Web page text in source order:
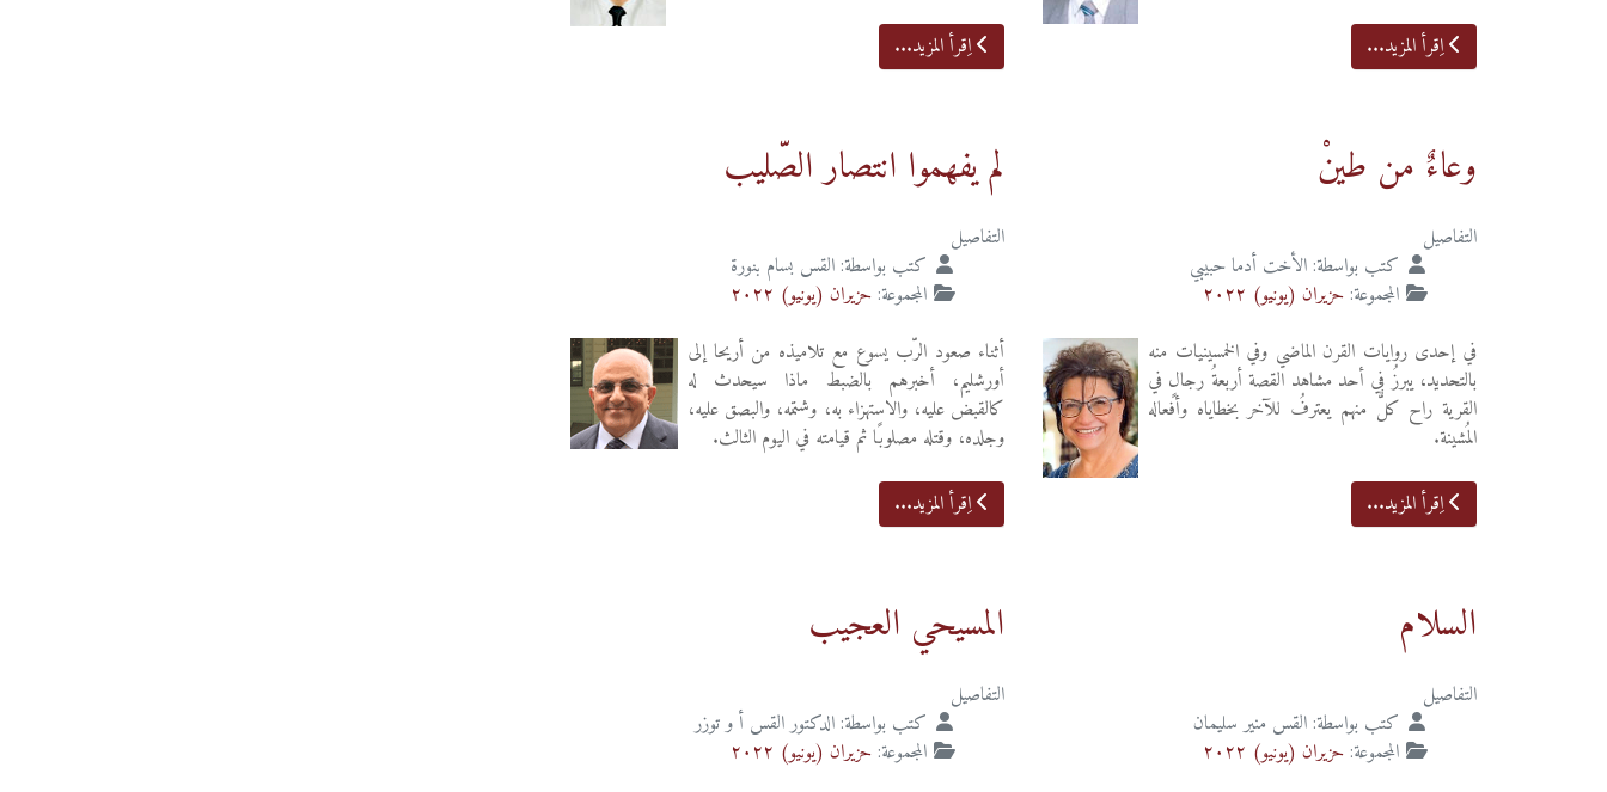
اِقرأ المزيد...
اِقرأ المزيد...
وعاءٌ من طينْ
التفاصيل
كتب بواسطة: الأخت أدما حبيبي
المجموعة: حزيران (يونيو) ٢٠٢٢
في إحدى روايات القرن الماضي وفي الخمسينيات منه
بالتحديد، يبرزُ في أحد مشاهد القصة أربعةُ رجالٍ في
القرية راح كلٌّ منهم يعترفُ للآخر بخطاياه وأفعاله
المُشينة.
اِقرأ المزيد...
لم يفهموا انتصار الصّليب
التفاصيل
كتب بواسطة: القس بسام بنورة
المجموعة: حزيران (يونيو) ٢٠٢٢
أثناء صعود الرّب يسوع مع تلاميذه من أريحا إلى
أورشليم، أخبرهم بالضبط ماذا سيحدث له
كالقبض عليه، والاستهزاء به، وشتمه، والبصق عليه،
وجلده، وقتله مصلوبًا ثم قيامته في اليوم الثالث.
اِقرأ المزيد...
السلام
التفاصيل
كتب بواسطة: القس منير سليمان
المجموعة: حزيران (يونيو) ٢٠٢٢
المسيحي العجيب
التفاصيل
كتب بواسطة: الدكتور القس أ و توزر
المجموعة: حزيران (يونيو) ٢٠٢٢